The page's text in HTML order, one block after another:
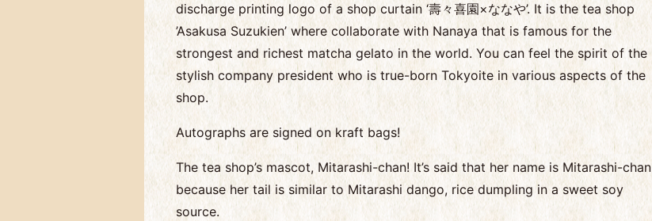
discharge printing logo of a shop curtain ‘壽々喜園×ななや’. It is the tea shop
’Asakusa Suzukien’ where collaborate with Nanaya that is famous for the
strongest and richest matcha gelato in the world. You can feel the spirit of the
stylish company president who is true-born Tokyoite in various aspects of the
shop.
Autographs are signed on kraft bags!
The tea shop’s mascot, Mitarashi-chan! It’s said that her name is Mitarashi-chan
because her tail is similar to Mitarashi dango, rice dumpling in a sweet soy
source.